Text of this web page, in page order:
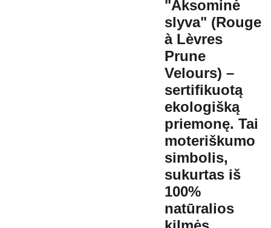
"Aksominė
slyva" (Rouge
à Lèvres
Prune
Velours) –
sertifikuotą
ekologišką
priemonę. Tai
moteriškumo
simbolis,
sukurtas iš
100%
natūralios